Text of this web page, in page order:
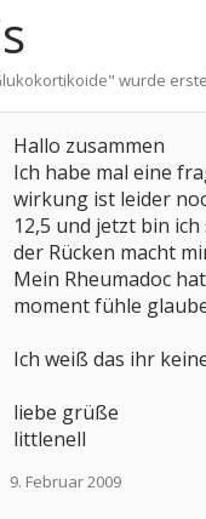
" wurde
Hallo zusammen
Ich habe mal eine
wirkung ist leider
12,5 und jetzt bin
der Rücken macht
Mein Rheumadoc
moment fühle
Ich weiß das ihr
liebe grüße
littlenell
9. Februar 2009